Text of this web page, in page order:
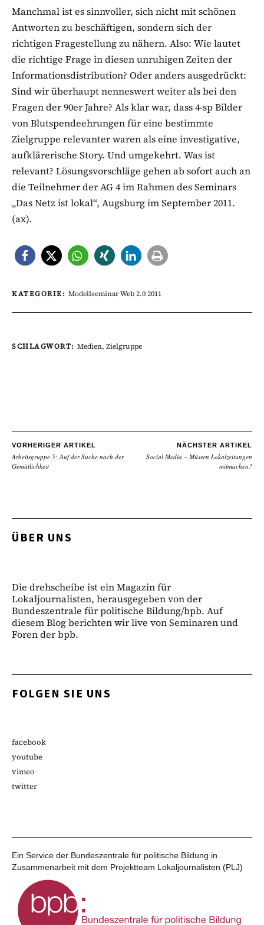
Manchmal ist es sinnvoller, sich nicht mit schönen
Antworten zu beschäftigen, sondern sich der
richtigen Fragestellung zu nähern. Also: Wie lautet
die richtige Frage in diesen unruhigen Zeiten der
Informationsdistribution? Oder anders ausgedrückt:
Sind wir überhaupt nenneswert weiter als bei den
Fragen der 90er Jahre? Als klar war, dass 4-sp Bilder
von Blutspendeehrungen für eine bestimmte
Zielgruppe relevanter waren als eine investigative,
aufklärerische Story. Und umgekehrt. Was ist
relevant? Lösungsvorschläge gehen ab sofort auch an
die Teilnehmer der AG 4 im Rahmen des Seminars
„Das Netz ist lokal“, Augsburg im September 2011.
(ax).
KATEGORIE: Modellseminar Web 2.0 2011
SCHLAGWORT: Medien, Zielgruppe
VORHERIGER ARTIKEL
Arbeitsgruppe 5: Auf der Suche nach der
Gemütlichkeit
NÄCHSTER ARTIKEL
Social Media – Müssen Lokalzeitungen
mitmachen?
ÜBER UNS
Die drehscheibe ist ein Magazin für
Lokaljournalisten, herausgegeben von der
Bundeszentrale für politische Bildung/bpb. Auf
diesem Blog berichten wir live von Seminaren und
Foren der bpb.
FOLGEN SIE UNS
facebook
youtube
vimeo
twitter
Ein Service der Bundeszentrale für politische Bildung in
Zusammenarbeit mit dem Projektteam Lokaljournalisten (PLJ)